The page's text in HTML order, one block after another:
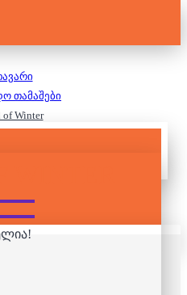
თამაშები
of Winter
WINTER